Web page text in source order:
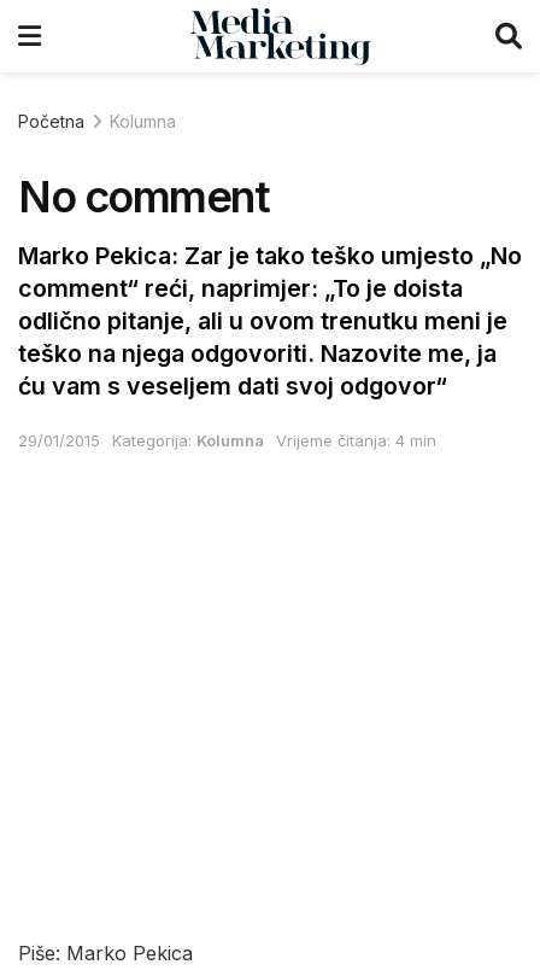
Početna Kolumna
No comment
Marko Pekica: Zar je tako teško umjesto „No
comment“ reći, naprimjer: „To je doista
odlično pitanje, ali u ovom trenutku meni je
teško na njega odgovoriti. Nazovite me, ja
ću vam s veseljem dati svoj odgovor“
29/01/2015 Kategorija: Kolumna Vrijeme čitanja: 4 min
Piše: Marko Pekica